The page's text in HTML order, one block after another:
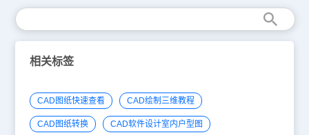
相关标签
CAD图纸快速查看 CAD绘制三维教程
CAD图纸转换 CAD软件设计室内户型图